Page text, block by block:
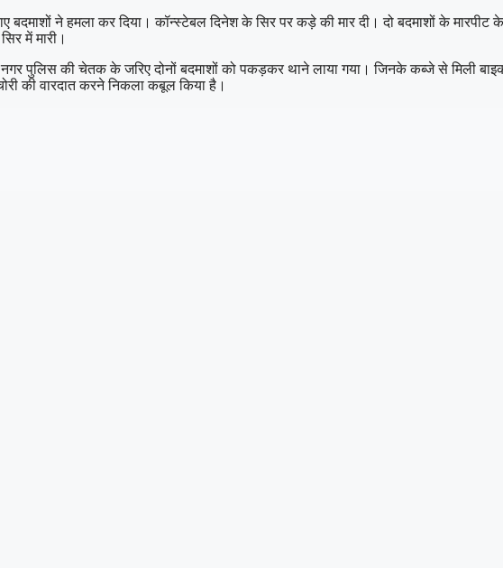
ने हमला कर दिया। कॉन्स्टेबल दिनेश के सिर पर कड़े की मार दी। दो बदमाशों के मारपीट के
में मारी।
नगर पुलिस की चेतक के जरिए दोनों बदमाशों को पकड़कर थाने लाया गया। जिनके कब्जे से मिली
की वारदात करने निकला कबूल किया है।